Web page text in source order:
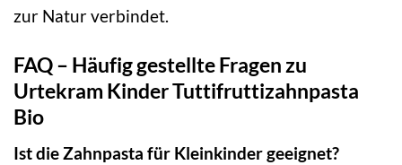
zur Natur verbindet.
FAQ – Häufig gestellte Fragen zu
Urtekram Kinder Tuttifruttizahnpasta
Bio
Ist die Zahnpasta für Kleinkinder geeignet?